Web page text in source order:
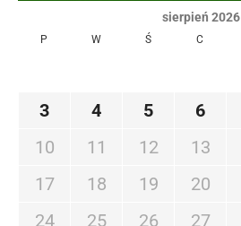
sierpień 2026
P W Ś C
3
4 5 6
10
11 12 13
17
18 19 20
24
25 26 27